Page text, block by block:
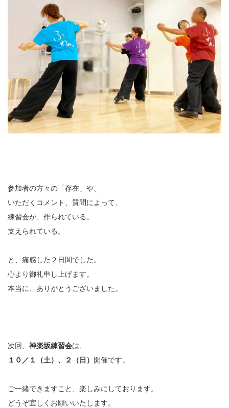
参加者の方々の「存在」や、
いただくコメント、質問によって、
練習会が、作られている。
支えられている。
と、痛感した２日間でした。
心より御礼申し上げます。
本当に、ありがとうございました。
次回、 神楽坂練習会は、
１０／１（土）、２（日）
開催です。
ご一緒できますこと、楽しみにしております。
どうぞ宜しくお願いいたします。